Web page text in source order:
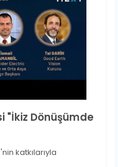
"İkiz Dönüşümde
katkılarıyla